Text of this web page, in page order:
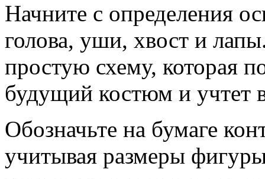
Начните с определения
голова, уши, хвост и
простую схему, которая
будущий костюм и учтет
Обозначьте на бумаге
учитывая размеры